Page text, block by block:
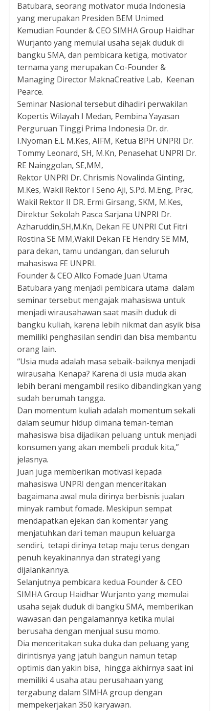
Batubara, seorang motivator muda Indonesia
yang merupakan Presiden BEM Unimed.
Kemudian Founder & CEO SIMHA Group Haidhar
Wurjanto yang memulai usaha sejak duduk di
bangku SMA, dan pembicara ketiga, motivator
ternama yang merupakan Co-Founder &
Managing Director MaknaCreative Lab, Keenan
Pearce.
Seminar Nasional tersebut dihadiri perwakilan
Kopertis Wilayah I Medan, Pembina Yayasan
Perguruan Tinggi Prima Indonesia Dr. dr.
I.Nyoman E.L M.Kes, AIFM, Ketua BPH UNPRI Dr.
Tommy Leonard, SH, M.Kn, Penasehat UNPRI Dr.
RE Nainggolan, SE,MM,
Rektor UNPRI Dr. Chrismis Novalinda Ginting,
M.Kes, Wakil Rektor I Seno Aji, S.Pd. M.Eng, Prac,
Wakil Rektor II DR. Ermi Girsang, SKM, M.Kes,
Direktur Sekolah Pasca Sarjana UNPRI Dr.
Azharuddin,SH,M.Kn, Dekan FE UNPRI Cut Fitri
Rostina SE MM,Wakil Dekan FE Hendry SE MM,
para dekan, tamu undangan, dan seluruh
mahasiswa FE UNPRI.
Founder & CEO Allco Fomade Juan Utama
Batubara yang menjadi pembicara utama dalam
seminar tersebut mengajak mahasiswa untuk
menjadi wirausahawan saat masih duduk di
bangku kuliah, karena lebih nikmat dan asyik bisa
memiliki penghasilan sendiri dan bisa membantu
orang lain.
“Usia muda adalah masa sebaik-baiknya menjadi
wirausaha. Kenapa? Karena di usia muda akan
lebih berani mengambil resiko dibandingkan yang
sudah berumah tangga.
Dan momentum kuliah adalah momentum sekali
dalam seumur hidup dimana teman-teman
mahasiswa bisa dijadikan peluang untuk menjadi
konsumen yang akan membeli produk kita,”
jelasnya.
Juan juga memberikan motivasi kepada
mahasiswa UNPRI dengan menceritakan
bagaimana awal mula dirinya berbisnis jualan
minyak rambut fomade. Meskipun sempat
mendapatkan ejekan dan komentar yang
menjatuhkan dari teman maupun keluarga
sendiri, tetapi dirinya tetap maju terus dengan
penuh keyakinannya dan strategi yang
dijalankannya.
Selanjutnya pembicara kedua Founder & CEO
SIMHA Group Haidhar Wurjanto yang memulai
usaha sejak duduk di bangku SMA, memberikan
wawasan dan pengalamannya ketika mulai
berusaha dengan menjual susu momo.
Dia menceritakan suka duka dan peluang yang
dirintisnya yang jatuh bangun namun tetap
optimis dan yakin bisa, hingga akhirnya saat ini
memiliki 4 usaha atau perusahaan yang
tergabung dalam SIMHA group dengan
mempekerjakan 350 karyawan.